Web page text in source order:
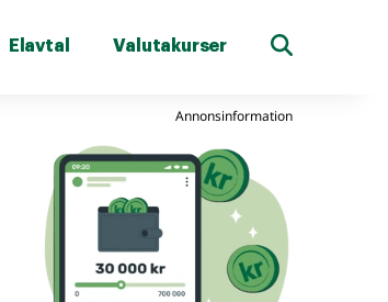
Elavtal Valutakurser
Annonsinformation